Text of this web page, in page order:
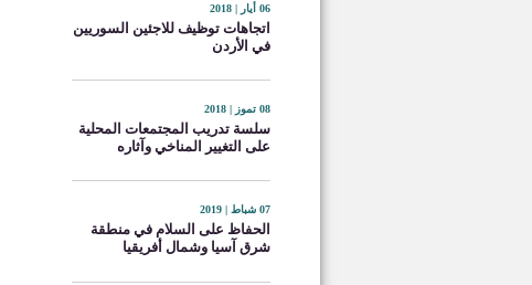
06 أيار | 2018
اتجاهات توظيف للاجئين السوريين
في الأردن
08 تموز | 2018
سلسة تدريب المجتمعات المحلية
على التغيير المناخي وآثاره
07 شباط | 2019
الحفاظ على السلام في منطقة
شرق آسيا وشمال أفريقيا